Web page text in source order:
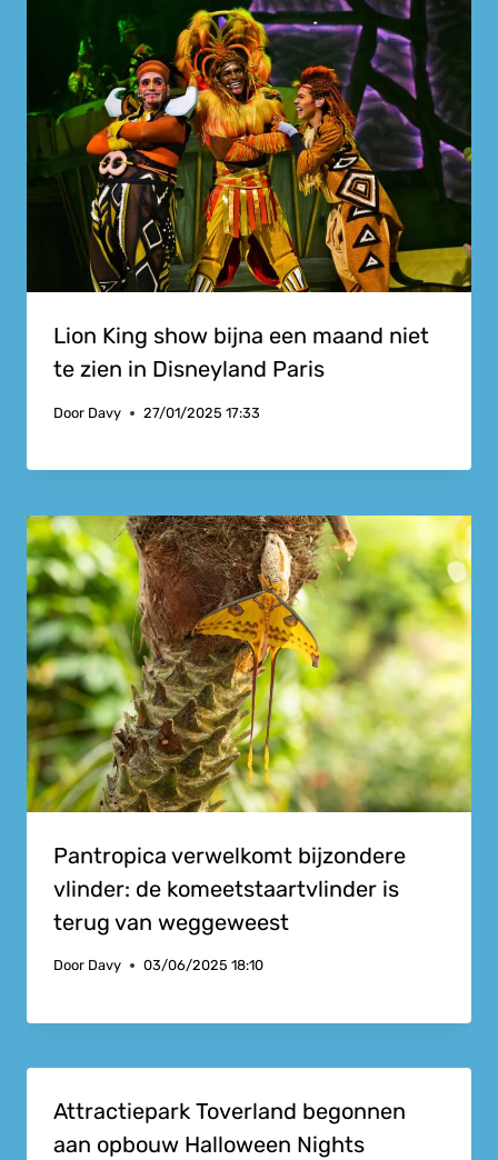
Lion King show bijna een maand niet
te zien in Disneyland Paris
Door Davy 27/01/2025 17:33
Pantropica verwelkomt bijzondere
vlinder: de komeetstaartvlinder is
terug van weggeweest
Door Davy 03/06/2025 18:10
Attractiepark Toverland begonnen
aan opbouw Halloween Nights